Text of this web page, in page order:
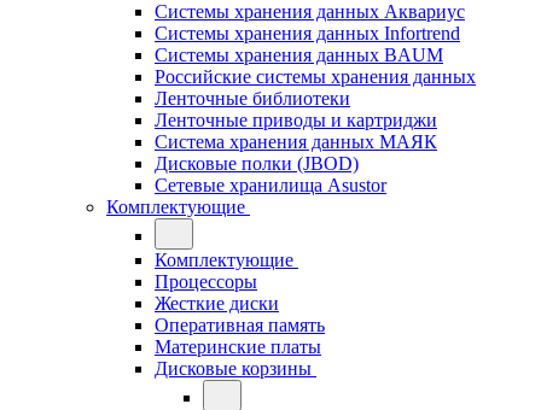
Системы хранения данных Аквариус
Системы хранения данных Infortrend
Системы хранения данных BAUM
Российские системы хранения данных
Ленточные библиотеки
Ленточные приводы и картриджи
Система хранения данных МАЯК
Дисковые полки (JBOD)
Сетевые хранилища Asustor
Комплектующие
Комплектующие
Процессоры
Жесткие диски
Оперативная память
Материнские платы
Дисковые корзины